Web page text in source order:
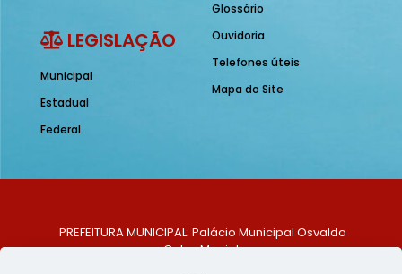
LEGISLAÇÃO
Municipal
Estadual
Federal
Glossário
Ouvidoria
Telefones úteis
Mapa do Site
PREFEITURA MUNICIPAL: Palácio Municipal Osvaldo
Celso Maciel